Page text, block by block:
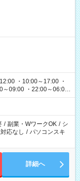
・10:00～17:00 ・
～09:00 ・22:00～06:00
/ 副業・WワークOK / シ
応なし / パソコンスキ
詳細へ